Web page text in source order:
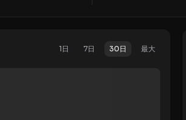
1日 7日 30日 最大